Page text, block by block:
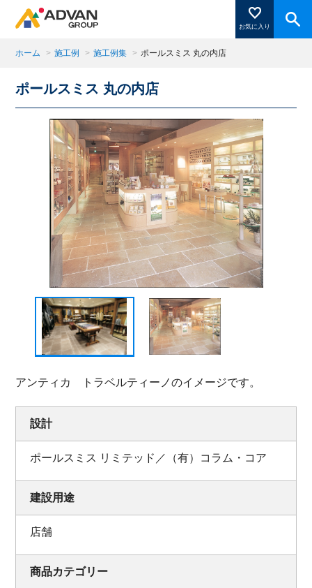
お気に入り
商品ページにある「お気に入り登録」を押すと登録した
商品がここに表示されます。
閉じる
ホーム > 施工例 > 施工例集 > ポールスミス 丸の内店
ポールスミス 丸の内店
アンティカ トラベルティーノのイメージです。
設計
ポールスミス リミテッド／（有）コラム・コア
建設用途
店舗
商品カテゴリー